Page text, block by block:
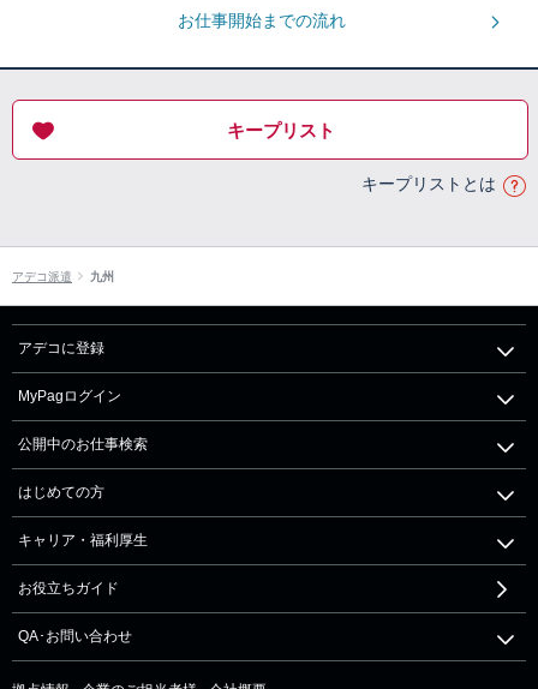
お仕事開始までの流れ
キープリスト
キープリストとは
アデコ派遣 九州
アデコに登録
MyPagログイン
公開中のお仕事検索
はじめての方
キャリア・福利厚生
お役立ちガイド
QA･お問い合わせ